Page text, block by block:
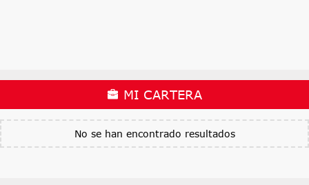
MI CARTERA
No se han encontrado resultados